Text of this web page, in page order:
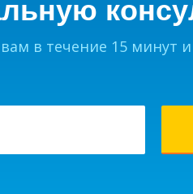
в течение 15 минут